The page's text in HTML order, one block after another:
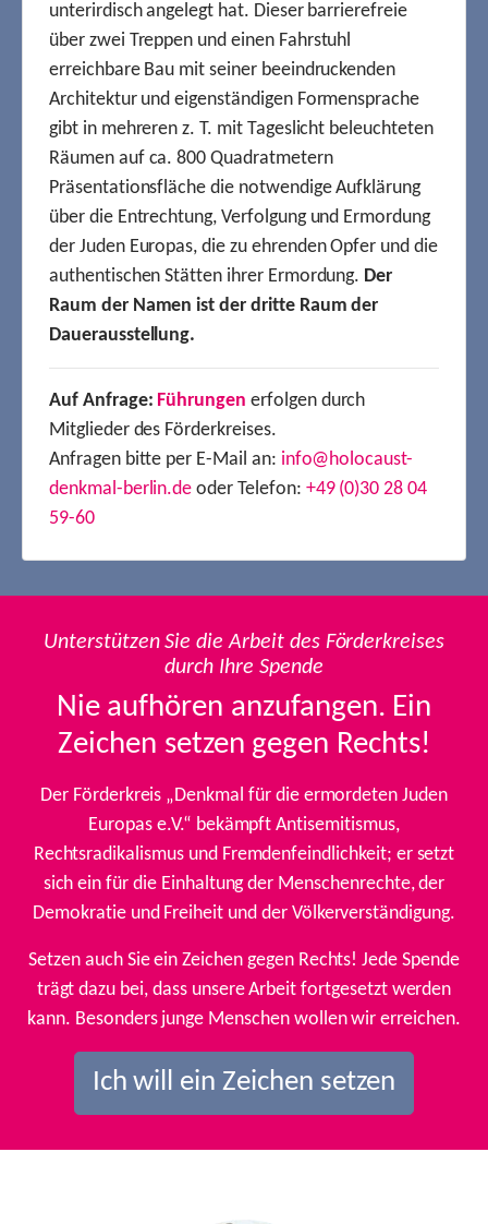
unterirdisch angelegt hat. Dieser barrierefreie
über zwei Treppen und einen Fahrstuhl
erreichbare Bau mit seiner beeindruckenden
Architektur und eigenständigen Formensprache
gibt in mehreren z. T. mit Tageslicht beleuchteten
Räumen auf ca. 800 Quadratmetern
Präsentationsfläche die notwendige Aufklärung
über die Entrechtung, Verfolgung und Ermordung
der Juden Europas, die zu ehrenden Opfer und die
authentischen Stätten ihrer Ermordung. Der
Raum der Namen ist der dritte Raum der
Dauerausstellung.
Auf Anfrage: Führungen erfolgen durch
Mitglieder des Förderkreises.
Anfragen bitte per E-Mail an: info@holocaust-
denkmal-berlin.de oder Telefon: +49 (0)30 28 04
59-60
Unterstützen Sie die Arbeit des Förderkreises
durch Ihre Spende
Nie aufhören anzufangen. Ein
Zeichen setzen gegen Rechts!
Der Förderkreis „Denkmal für die ermordeten Juden
Europas e.V.“ bekämpft Antisemitismus,
Rechtsradikalismus und Fremdenfeindlichkeit; er setzt
sich ein für die Einhaltung der Menschenrechte, der
Demokratie und Freiheit und der Völkerverständigung.
Setzen auch Sie ein Zeichen gegen Rechts! Jede Spende
trägt dazu bei, dass unsere Arbeit fortgesetzt werden
kann. Besonders junge Menschen wollen wir erreichen.
Ich will ein Zeichen setzen